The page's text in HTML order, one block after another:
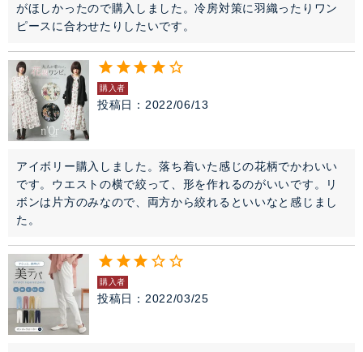
がほしかったので購入しました。冷房対策に羽織ったりワン
ピースに合わせたりしたいです。
購入者
投稿日 2022/06/13
アイボリー購入しました。落ち着いた感じの花柄でかわいい
です。ウエストの横で絞って、形を作れるのがいいです。リ
ボンは片方のみなので、両方から絞れるといいなと感じまし
た。
購入者
投稿日 2022/03/25